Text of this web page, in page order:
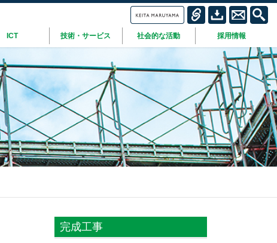
ICT 技術・サービス 社会的な活動 採用情報
完成工事